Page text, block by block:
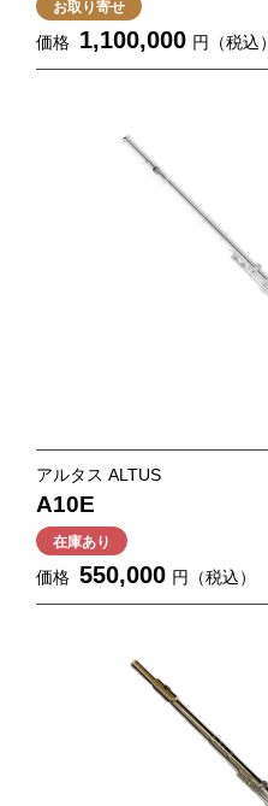
お取り寄せ
価格 1,100,000 円（税込）
アルタス ALTUS
A10E
在庫あり
価格 550,000 円（税込）